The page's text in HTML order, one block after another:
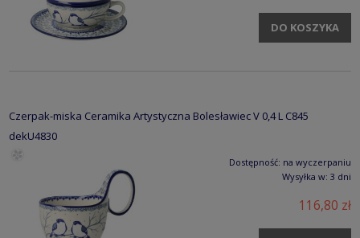
DO KOSZYKA
Czerpak-miska Ceramika Artystyczna Bolesławiec V 0,4 L C845
dekU4830
Dostępność: na wyczerpaniu
Wysyłka w: 3 dni
116,80 zł